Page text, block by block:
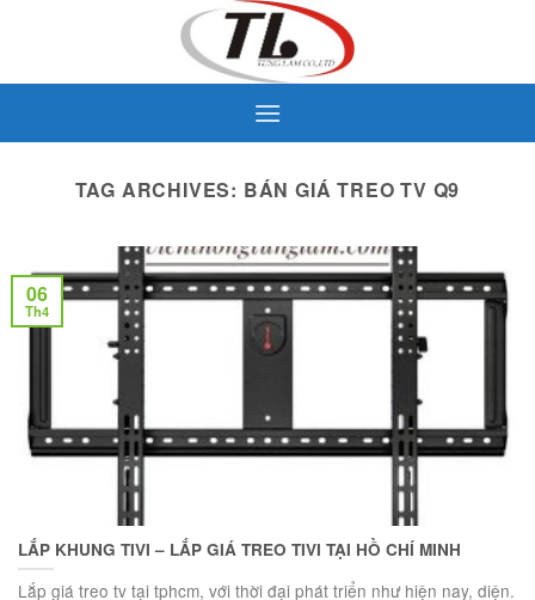
TAG ARCHIVES: BÁN GIÁ TREO TV Q9
LẮP KHUNG TIVI – LẮP GIÁ TREO TIVI TẠI HỒ CHÍ MINH
Lắp giá treo tv tại tphcm, với thời đại phát triển như hiện nay, diện.
06
Th4